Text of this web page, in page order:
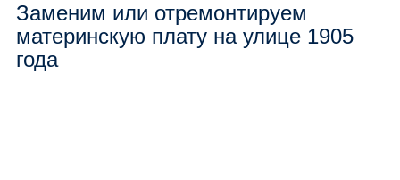
Заменим или отремонтируем
материнскую плату на улице 1905
года